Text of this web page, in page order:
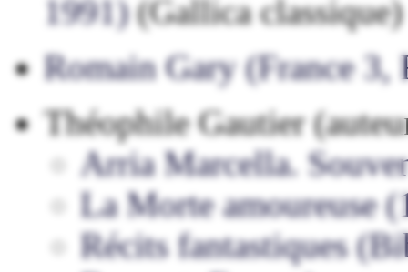
1991)(Gallica classique)
Romain Gary (France 3,
Théophile Gautier
Arria Marcella.
La Morte amoureuse
Récits fantastiques